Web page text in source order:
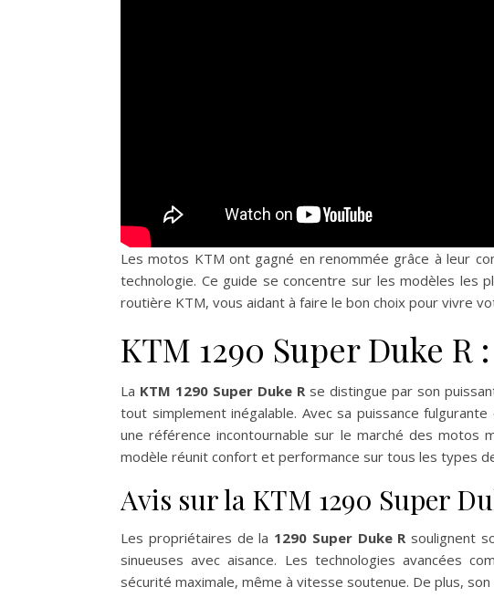
Les motos KTM ont gagné en renommée grâce à leur
technologie. Ce guide se concentre sur les modèles les
routière KTM, vous aidant à faire le bon choix pour vivre
KTM 1290 Super Duke
La KTM 1290 Super Duke R se distingue par son
tout simplement inégalable. Avec sa puissance
une référence incontournable sur le marché des motos
modèle réunit confort et performance sur tous les types
Avis sur la KTM 1290 Super
Les propriétaires de la 1290 Super Duke R soulignent
sinueuses avec aisance. Les technologies avancées
sécurité maximale, même à vitesse soutenue. De plus,